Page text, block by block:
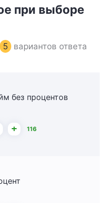
при выборе
5 вариантов ответа
без процентов
+ 116